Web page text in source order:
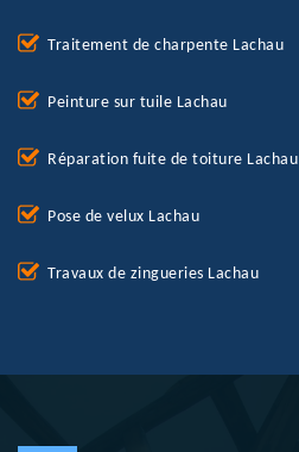
Traitement de charpente Lachau
Peinture sur tuile Lachau
Réparation fuite de toiture Lachau
Pose de velux Lachau
Travaux de zingueries Lachau